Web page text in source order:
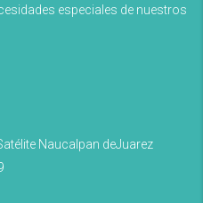
especiales de nuestros
Naucalpan deJuarez